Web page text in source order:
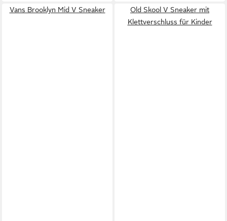
Vans Brooklyn Mid V Sneaker
Old Skool V Sneaker mit
Klettverschluss für Kinder